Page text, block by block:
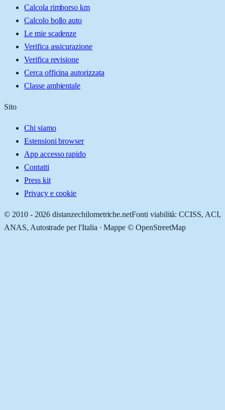
Calcola rimborso km
Calcolo bollo auto
Le mie scadenze
Verifica assicurazione
Verifica revisione
Cerca officina autorizzata
Classe ambientale
Sito
Chi siamo
Estensioni browser
App accesso rapido
Contatti
Press kit
Privacy e cookie
© 2010 - 2026 distanzechilometriche.netFonti viabilità: CCISS, ACI,
ANAS, Autostrade per l'Italia · Mappe © OpenStreetMap